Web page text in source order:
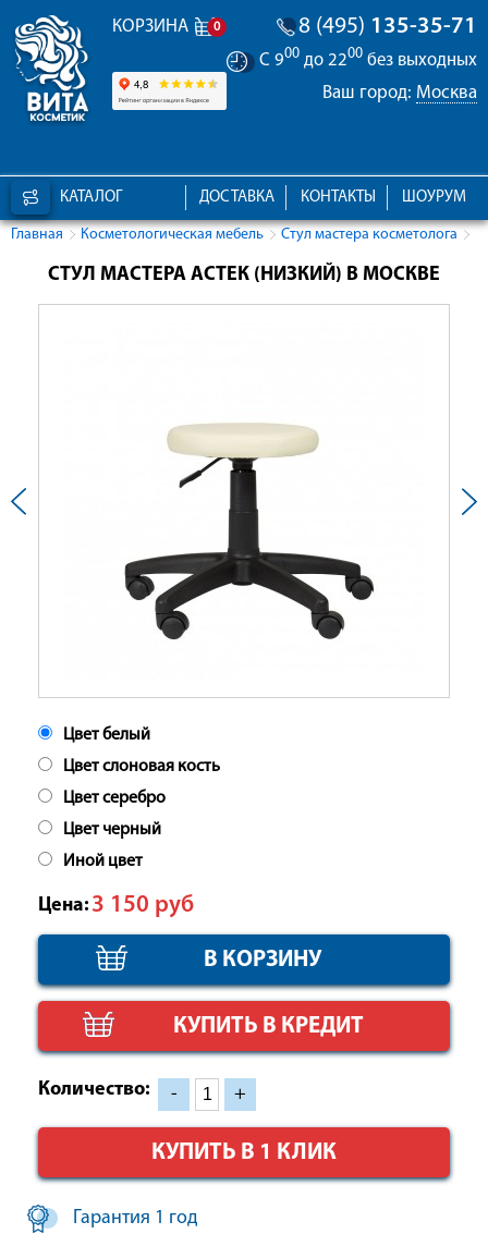
КОРЗИНА 0 8 (495) 135-35-71
С 900 до 2200 без выходных
Ваш город: Москва
КАТАЛОГ ШОУРУМ
КОНТАКТЫ
ДОСТАВКА
Главная Косметологическая мебель Стул мастера косметолога
СТУЛ МАСТЕРА АСТЕК (НИЗКИЙ) В МОСКВЕ
Цвет белый
Цвет слоновая кость
Цвет серебро
Цвет черный
Иной цвет
Цена: 3 150 руб
КУПИТЬ В КРЕДИТ
Количество: - +
КУПИТЬ В 1 КЛИК
Гарантия 1 год